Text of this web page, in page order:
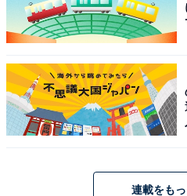
「有名な温泉地のため。温
スカンを楽しみたい」（30
※回答者からのコメントは原
※記事内容は執筆時点のもの
連載をも